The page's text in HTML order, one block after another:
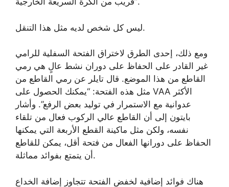
ليس كل شخص لديه مثل هذا التنقل.
ومع ذلك، إحدى الطرق لاختراق الفتحة السفلية للرامي
غير القادر على الحفاظ على دوران نشط عالٍ هي رمي
القاطع من هذا الموضع. قال تايلر عن رمي القاطع من
مثل هذه الفتحة: “يمكنك الحصول على VAA الأكثر
عدوانية مع الاستمرار في توليد بعض الرفع”. وأشار
بايتون إلى أن القاطع عالي الركوب فعال من تلقاء
نفسه، ولكن مثل ماكينة القطع الأربعة التي يمكنها
الحفاظ على دورانها الفعال من فتحة أقل، يمكن للقاطع
أن يتمتع بفوائد مماثلة.
هناك فوائد إضافية لخفض الفتحة تتجاوز إضافة الخداع